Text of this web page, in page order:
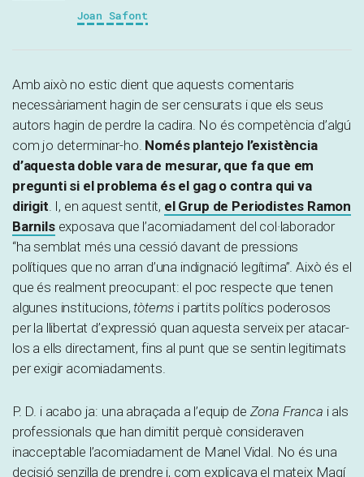
Joan Safont
Amb això no estic dient que aquests comentaris
necessàriament hagin de ser censurats i que els seus
autors hagin de perdre la cadira. No és competència d’algú
com jo determinar-ho. Només plantejo l’existència
d’aquesta doble vara de mesurar, que fa que em
pregunti si el problema és el gag o contra qui va
dirigit . I, en aquest sentit, el Grup de Periodistes Ramon
Barnilsexposava que l’acomiadament del col·laborador
“ha semblat més una cessió davant de pressions
polítiques que no arran d’una indignació legítima”. Això és el
que és realment preocupant: el poc respecte que tenen
algunes institucions,tòtems i partits polítics poderosos
per la llibertat d’expressió quan aquesta serveix per atacar-
los a ells directament, fins al punt que se sentin legitimats
per exigir acomiadaments.
P. D. i acabo ja: una abraçada a l’equip de Zona Franca i als
professionals que han dimitit perquè consideraven
inacceptable l’acomiadament de Manel Vidal. No és una
decisió senzilla de prendre i, com explicava el mateix Magí